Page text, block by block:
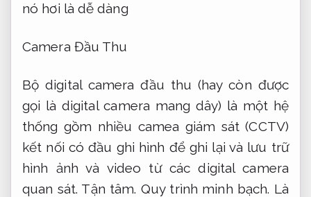
nó hơi là dễ dàng
Camera Đầu Thu
Bộ digital camera đầu thu (hay còn được
gọi là digital camera mang dây) là một hệ
thống gồm nhiều camea giám sát (CCTV)
kết nối có đầu ghi hình để ghi lại và lưu trữ
hình ảnh và video từ các digital camera
quan sát. Tận tâm. Quy trình minh bạch. Là